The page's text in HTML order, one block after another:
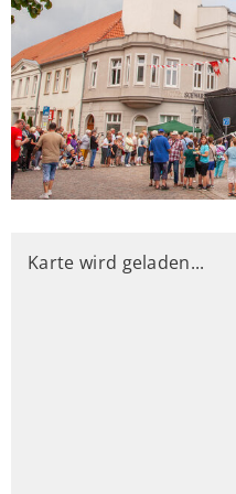
Karte wird geladen...